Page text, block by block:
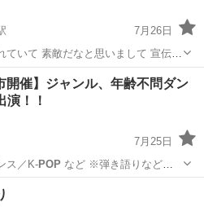
7月26日
いて 素敵だなと思いまして 宣伝し
その他
開催】ジャンル、年齢不問ダン
演！！
7月25日
ス／K-POP など ※弾き語りなど、
域/お祭り